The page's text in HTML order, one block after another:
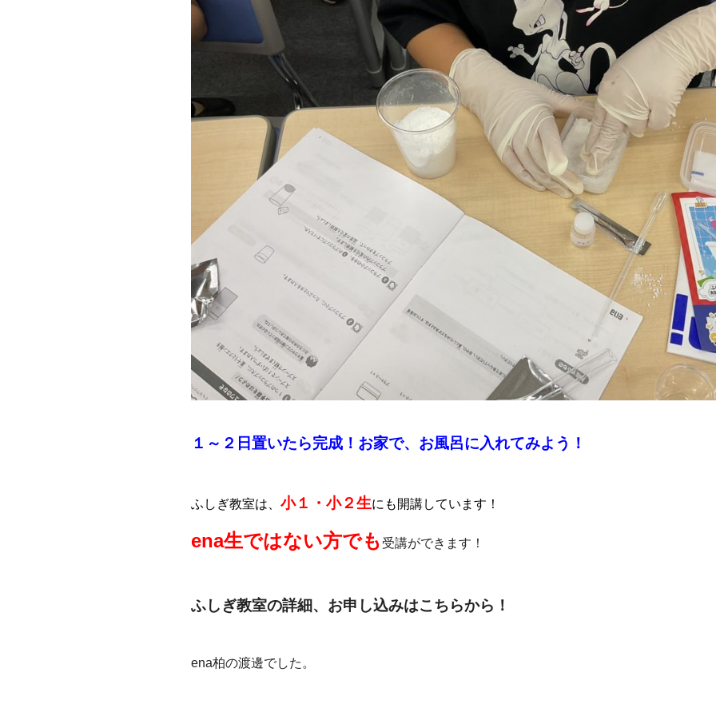
１～２日置いたら完成！ お家で、お風呂に入れてみよう！
ふしぎ教室は、 小１・小２生にも開講しています！
ena生ではない方でも 受講ができます！
ふしぎ教室の詳細、お申し込みはこちらから！
ena柏の渡邊でした。